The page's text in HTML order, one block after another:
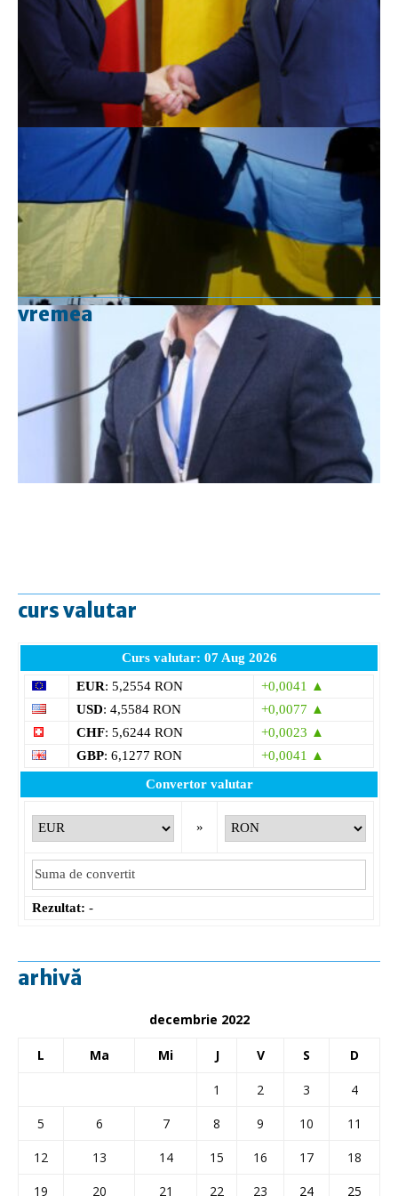
vremea
curs valutar
Curs valutar: 07 Aug 2026
EUR: 5,2554 RON
+0,0041 ▲
USD: 4,5584 RON
+0,0077 ▲
CHF: 5,6244 RON
+0,0023 ▲
GBP: 6,1277 RON
+0,0041 ▲
Convertor valutar
»
Rezultat: -
arhivă
decembrie 2022
L Ma Mi J V S D
1 2 3
4
5
6 7 8 9 10
11
12
13 14 15 16 17
18
19
20 21 22 23 24
25